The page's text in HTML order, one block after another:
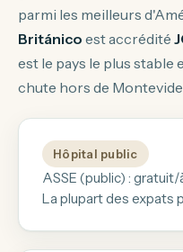
parmi les meilleurs
Británico est accrédité
est le pays le plus stable
chute hors de
Hôpital public
ASSE (public) :
La plupart des expats